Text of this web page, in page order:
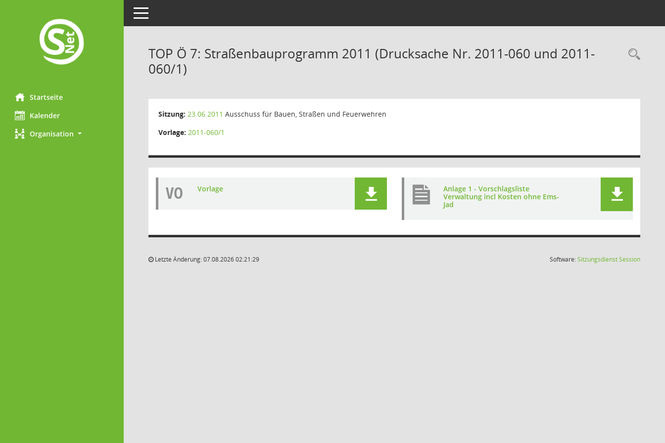
Startseite
Kalender
Organisation
Toggle navigation
TOP Ö 7: Straßenbauprogramm 2011 (Drucksache Nr. 2011-060 und 2011-
060/1)
Sitzung: 23.06.2011 Ausschuss für Bauen, Straßen und Feuerwehren
Vorlage: 2011-060/1
VO Vorlage
Anlage 1 - Vorschlagsliste
Verwaltung incl Kosten ohne Ems-
Jad
Letzte Änderung: 07.08.2026 02:21:29 Software:SitzungsdienstSession(Wird in